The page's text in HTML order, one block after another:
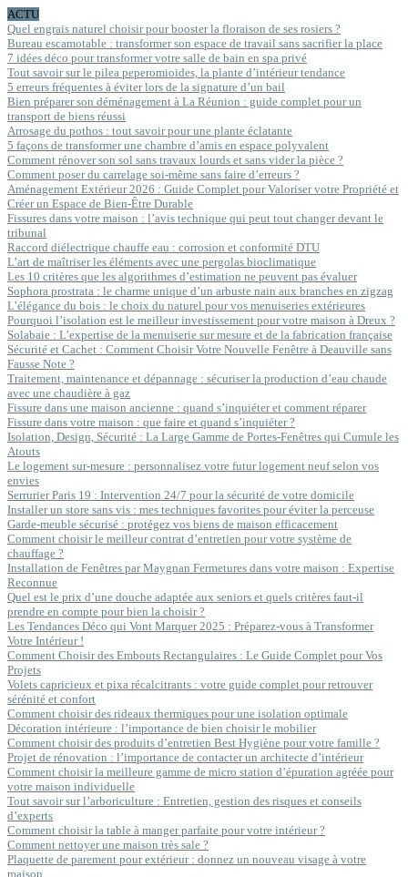
ACTU
Quel engrais naturel choisir pour booster la floraison de ses rosiers ?
Bureau escamotable : transformer son espace de travail sans sacrifier la place
7 idées déco pour transformer votre salle de bain en spa privé
Tout savoir sur le pilea peperomioides, la plante d’intérieur tendance
5 erreurs fréquentes à éviter lors de la signature d’un bail
Bien préparer son déménagement à La Réunion : guide complet pour un
transport de biens réussi
Arrosage du pothos : tout savoir pour une plante éclatante
5 façons de transformer une chambre d’amis en espace polyvalent
Comment rénover son sol sans travaux lourds et sans vider la pièce ?
Comment poser du carrelage soi-même sans faire d’erreurs ?
Aménagement Extérieur 2026 : Guide Complet pour Valoriser votre Propriété et
Créer un Espace de Bien-Être Durable
Fissures dans votre maison : l’avis technique qui peut tout changer devant le
tribunal
Raccord diélectrique chauffe eau : corrosion et conformité DTU
L’art de maîtriser les éléments avec une pergolas bioclimatique
Les 10 critères que les algorithmes d’estimation ne peuvent pas évaluer
Sophora prostrata : le charme unique d’un arbuste nain aux branches en zigzag
L’élégance du bois : le choix du naturel pour vos menuiseries extérieures
Pourquoi l’isolation est le meilleur investissement pour votre maison à Dreux ?
Solabaie : L’expertise de la menuiserie sur mesure et de la fabrication française
Sécurité et Cachet : Comment Choisir Votre Nouvelle Fenêtre à Deauville sans
Fausse Note ?
Traitement, maintenance et dépannage : sécuriser la production d’eau chaude
avec une chaudière à gaz
Fissure dans une maison ancienne : quand s’inquiéter et comment réparer
Fissure dans votre maison : que faire et quand s’inquiéter ?
Isolation, Design, Sécurité : La Large Gamme de Portes-Fenêtres qui Cumule les
Atouts
Le logement sur-mesure : personnalisez votre futur logement neuf selon vos
envies
Serrurier Paris 19 : Intervention 24/7 pour la sécurité de votre domicile
Installer un store sans vis : mes techniques favorites pour éviter la perceuse
Garde-meuble sécurisé : protégez vos biens de maison efficacement
Comment choisir le meilleur contrat d’entretien pour votre système de
chauffage ?
Installation de Fenêtres par Maygnan Fermetures dans votre maison : Expertise
Reconnue
Quel est le prix d’une douche adaptée aux seniors et quels critères faut-il
prendre en compte pour bien la choisir ?
Les Tendances Déco qui Vont Marquer 2025 : Préparez-vous à Transformer
Votre Intérieur !
Comment Choisir des Embouts Rectangulaires : Le Guide Complet pour Vos
Projets
Volets capricieux et pixa récalcitrants : votre guide complet pour retrouver
sérénité et confort
Comment choisir des rideaux thermiques pour une isolation optimale
Décoration intérieure : l’importance de bien choisir le mobilier
Comment choisir des produits d’entretien Best Hygiène pour votre famille ?
Projet de rénovation : l’importance de contacter un architecte d’intérieur
Comment choisir la meilleure gamme de micro station d’épuration agréée pour
votre maison individuelle
Tout savoir sur l’arboriculture : Entretien, gestion des risques et conseils
d’experts
Comment choisir la table à manger parfaite pour votre intérieur ?
Comment nettoyer une maison très sale ?
Plaquette de parement pour extérieur : donnez un nouveau visage à votre
maison